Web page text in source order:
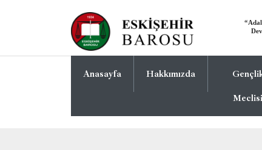
Anasayfa Hakkımızda
Meclisi